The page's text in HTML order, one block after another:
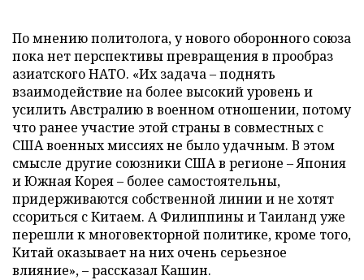
По мнению политолога, у нового оборонного союза
пока нет перспективы превращения в прообраз
азиатского НАТО. «Их задача – поднять
взаимодействие на более высокий уровень и
усилить Австралию в военном отношении, потому
что ранее участие этой страны в совместных с
США военных миссиях не было удачным. В этом
смысле другие союзники США в регионе – Япония
и Южная Корея – более самостоятельны,
придерживаются собственной линии и не хотят
ссориться с Китаем. А Филиппины и Таиланд уже
перешли к многовекторной политике, кроме того,
Китай оказывает на них очень серьезное
влияние», – рассказал Кашин.